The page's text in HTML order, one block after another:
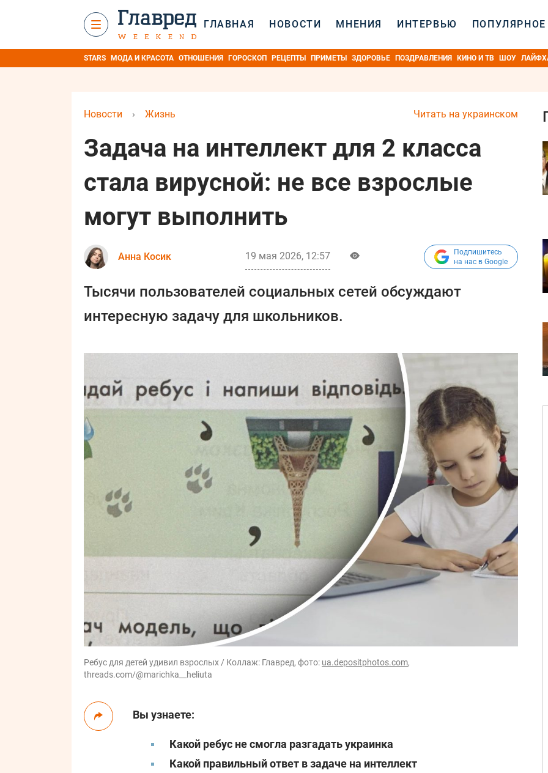
ГЛАВНАЯ НОВОСТИ МНЕНИЯ ИНТЕРВЬЮ ПОПУЛЯРНОЕ
STARS МОДА И КРАСОТА ОТНОШЕНИЯ ГОРОСКОП РЕЦЕПТЫ ПРИМЕТЫ ЗДОРОВЬЕ ПОЗДРАВЛЕНИЯ КИНО И ТВ ШОУ
Читать на украинском
Новости › Жизнь
Задача на интеллект для 2 класса
стала вирусной: не все взрослые
могут выполнить
Анна Косик 19 мая 2026, 12:57
Подпишитесь
на нас в Google
Тысячи пользователей социальных сетей обсуждают
интересную задачу для школьников.
Ребус для детей удивил взрослых / Коллаж: Главред, фото: ua.depositphotos.com,
threads.com/@marichka__heliuta
Вы узнаете:
Какой ребус не смогла разгадать украинка
Какой правильный ответ в задаче на интеллект